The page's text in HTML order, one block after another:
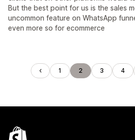
But the best point for us is the sales
uncommon feature on WhatsApp
even more so for ecommerce
1 2 3 4